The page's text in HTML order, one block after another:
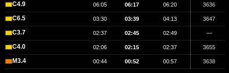
C4.9 06:05 06:17 06:20 3636
C6.5 03:30 03:39 04:13 3647
C3.7 02:37 02:45 02:49 —
C4.0 02:06 02:15 02:37 3655
M3.4 00:44 00:52 00:57 3638